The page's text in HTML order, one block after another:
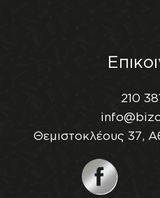
210
Θεμιστοκλέους 37,